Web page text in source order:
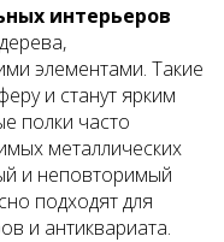
интерьеров
элементами. Такие
и станут ярким
полки часто
металлических
и неповторимый
подходят для
и антиквариата.